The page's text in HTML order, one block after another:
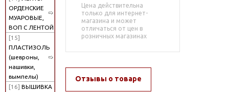
ОРДЕНСКИЕ
МУАРОВЫЕ,
ВОП С ЛЕНТОЙ
[15]
ПЛАСТИЗОЛЬ
(шевроны,
нашивки,
вымпелы)
[16] ВЫШИВКА
Цена действительна
только для интернет-
магазина и может
отличаться от цен в
розничных магазинах
Отзывы о товаре